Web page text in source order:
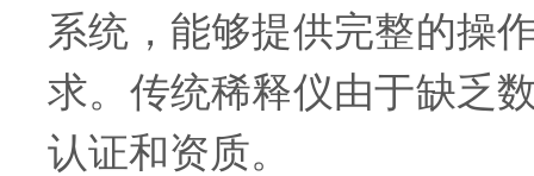
系统，能够提供完整的操
求。传统稀释仪由于缺乏
认证和资质。